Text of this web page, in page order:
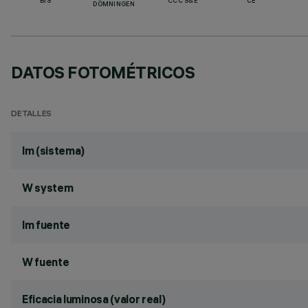
BIS
DÖMNINGEN
CCC S&E CE
DATOS FOTOMÉTRICOS
DETALLES
lm (sistema)
W system
lm fuente
W fuente
Eficacia luminosa (valor real)